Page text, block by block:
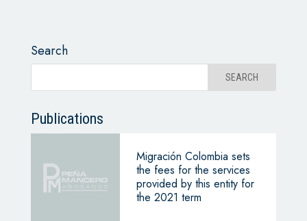
Search
Publications
Migración Colombia sets
the fees for the services
provided by this entity for
the 2021 term